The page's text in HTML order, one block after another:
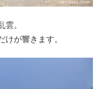
雲。
が響きます。